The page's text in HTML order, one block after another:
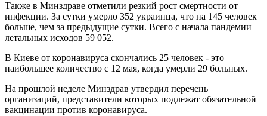
Также в Минздраве отметили резкий рост смертности от
инфекции. За сутки умерло 352 украинца, что на 145 человек
больше, чем за предыдущие сутки. Всего с начала пандемии
летальных исходов 59 052.
В Киеве от коронавируса скончались 25 человек - это
наибольшее количество с 12 мая, когда умерли 29 больных.
На прошлой неделе Минздрав утвердил перечень
организаций, представители которых подлежат обязательной
вакцинации против коронавируса.